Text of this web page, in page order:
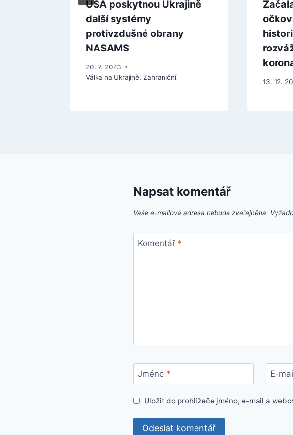
USA poskytnou Ukrajině
další systémy
protivzdušné obrany
NASAMS
20. 7. 2023
Válka na Ukrajině, Zahraniční
13. 12.
Napsat komentář
Vaše e-mailová adresa nebude zveřejněna.
Komentář *
Jméno * E-
Uložit do prohlížeče jméno, e-mail a